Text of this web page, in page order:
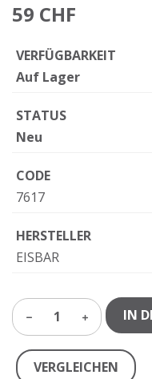
59 CHF
VERFÜGBARKEIT
Auf Lager
STATUS
Neu
CODE
7617
HERSTELLER
EISBAR
1 IN
VERGLEICHEN